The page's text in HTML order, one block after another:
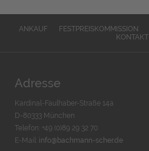
ANKAUF FESTPREISKOMMISSION
KONTAKT
Adresse
Kardinal-Faulhaber-Straße 14a
D-80333 München
Telefon: +49 (0)89 29 32 70
E-Mail: info@bachmann-scher.de